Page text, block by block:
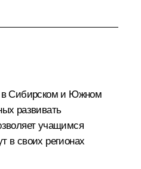
в Сибирском и Южном
развивать
учащимся
в своих регионах